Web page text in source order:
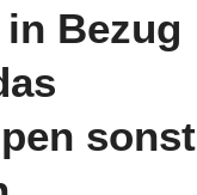
Bezug
sonst